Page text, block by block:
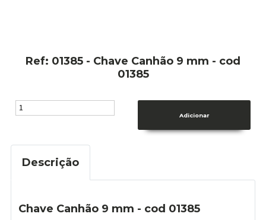
Ref: 01385 - Chave Canhão 9 mm - cod
01385
Descrição
Chave Canhão 9 mm - cod 01385